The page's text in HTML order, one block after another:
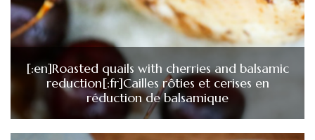
[:en]Roasted quails with cherries and balsamic
reduction[:fr]Cailles rôties et cerises en
réduction de balsamique